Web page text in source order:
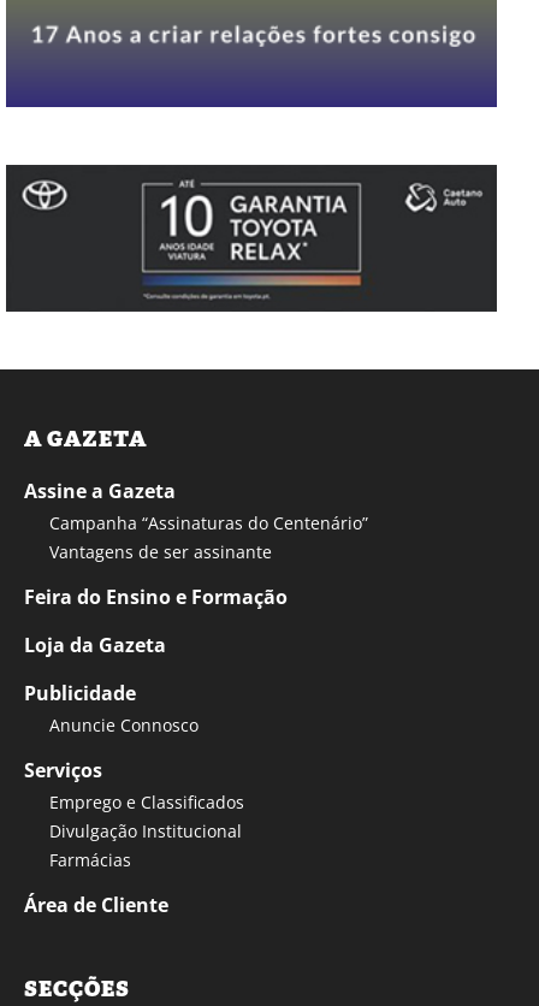
A GAZETA
Assine a Gazeta
Campanha “Assinaturas do Centenário”
Vantagens de ser assinante
Feira do Ensino e Formação
Loja da Gazeta
Publicidade
Anuncie Connosco
Serviços
Emprego e Classificados
Divulgação Institucional
Farmácias
Área de Cliente
SECÇÕES